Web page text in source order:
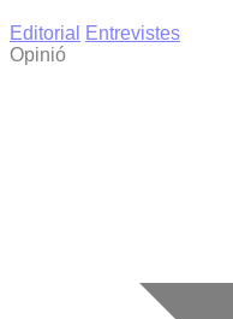
Editorial
Entrevistes
Opinió